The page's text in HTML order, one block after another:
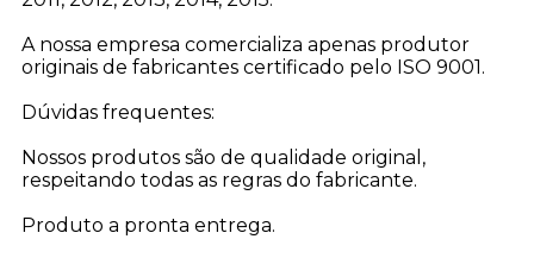
A nossa empresa comercializa apenas produtor
originais de fabricantes certificado pelo ISO 9001.
Dúvidas frequentes:
Nossos produtos são de qualidade original,
respeitando todas as regras do fabricante.
Produto a pronta entrega.